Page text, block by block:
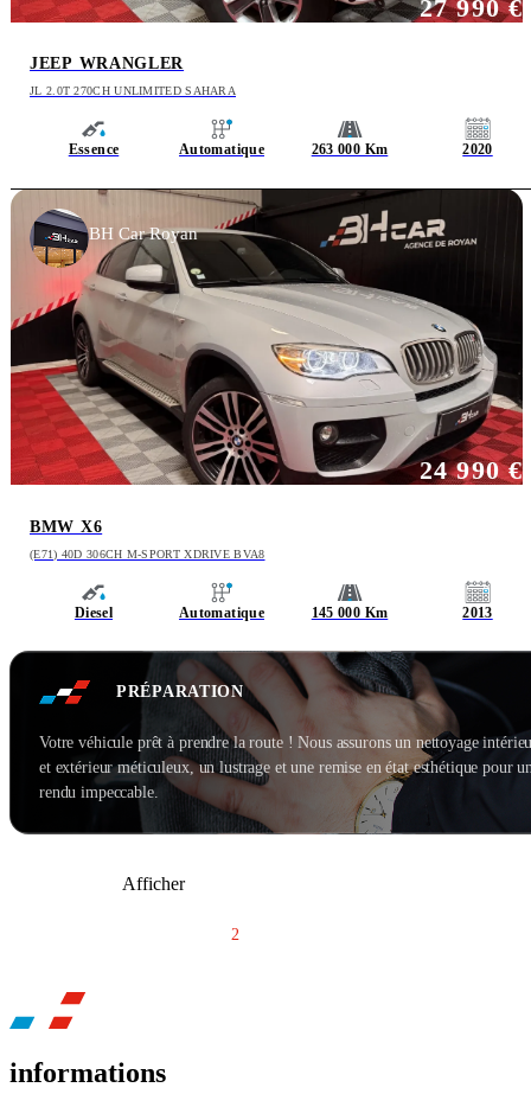
JEEP WRANGLER
JL 2.0T 270CH UNLIMITED SAHARA
Essence Automatique 263 000 Km 2020
27 990 €
BMW X6
(E71) 40D 306CH M-SPORT XDRIVE BVA8
Diesel Automatique 145 000 Km 2013
24 990 €
BH Car Royan
PRÉPARATION
Votre véhicule prêt à prendre la route ! Nous assurons un nettoyage
et extérieur méticuleux, un lustrage et une remise en état esthétique pour
rendu impeccable.
Afficher
2
informations